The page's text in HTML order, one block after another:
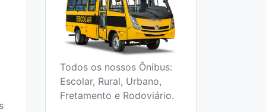
Todos os nossos Ônibus:
Escolar, Rural, Urbano,
Fretamento e Rodoviário.